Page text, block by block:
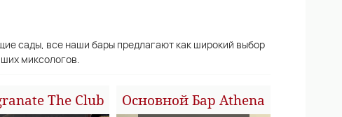
сады, все наши бары предлагают как широкий выбор
миксологов.
The Club Основной Бар Athena